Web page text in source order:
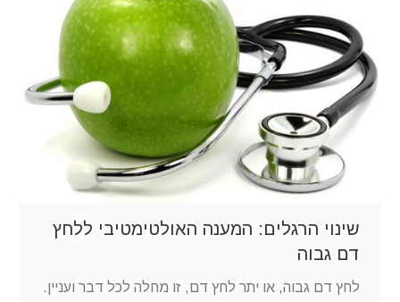
שינוי הרגלים: המענה האולטימטיבי ללחץ
דם גבוה
לחץ דם גבוה, או יתר לחץ דם, זו מחלה לכל דבר ועניין.